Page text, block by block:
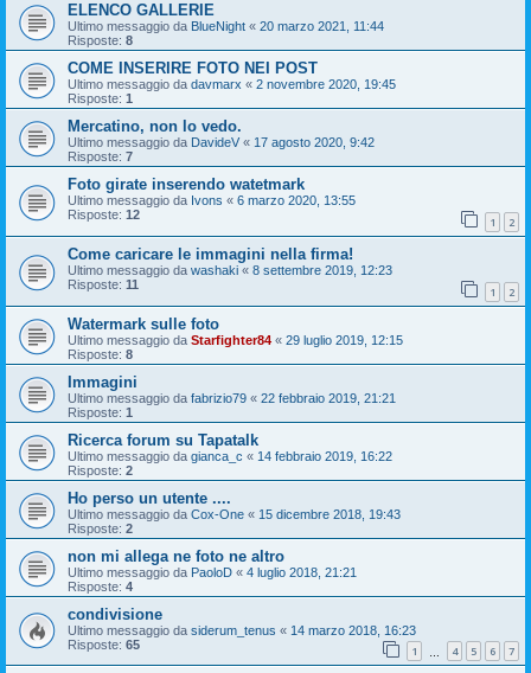
ELENCO GALLERIE
Ultimo messaggio da BlueNight « 20 marzo 2021, 11:44
Risposte: 8
COME INSERIRE FOTO NEI POST
Ultimo messaggio da davmarx « 2 novembre 2020, 19:45
Risposte: 1
Mercatino, non lo vedo.
Ultimo messaggio da DavideV « 17 agosto 2020, 9:42
Risposte: 7
Foto girate inserendo watetmark
Ultimo messaggio da Ivons « 6 marzo 2020, 13:55
Risposte: 12 1 2
Come caricare le immagini nella firma!
Ultimo messaggio da washaki « 8 settembre 2019, 12:23
Risposte: 11 1 2
Watermark sulle foto
Ultimo messaggio da Starfighter84 « 29 luglio 2019, 12:15
Risposte: 8
Immagini
Ultimo messaggio da fabrizio79 « 22 febbraio 2019, 21:21
Risposte: 1
Ricerca forum su Tapatalk
Ultimo messaggio da gianca_c « 14 febbraio 2019, 16:22
Risposte: 2
Ho perso un utente ....
Ultimo messaggio da Cox-One « 15 dicembre 2018, 19:43
Risposte: 2
non mi allega ne foto ne altro
Ultimo messaggio da PaoloD « 4 luglio 2018, 21:21
Risposte: 4
condivisione
Ultimo messaggio da siderum_tenus « 14 marzo 2018, 16:23
Risposte: 65 1 4 5 6 7